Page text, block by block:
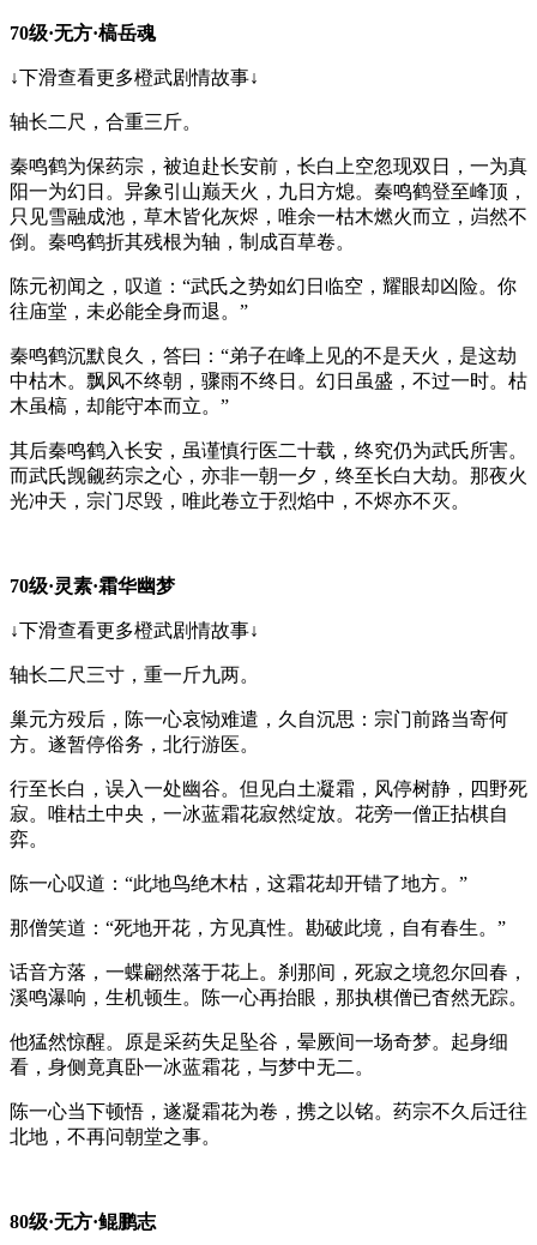
70级·无方·槁岳魂
↓下滑查看更多橙武剧情故事↓
轴长二尺，合重三斤。
秦鸣鹤为保药宗，被迫赴长安前，长白上空忽现双日，一为真
阳一为幻日。异象引山巅天火，九日方熄。秦鸣鹤登至峰顶，
只见雪融成池，草木皆化灰烬，唯余一枯木燃火而立，岿然不
倒。秦鸣鹤折其残根为轴，制成百草卷。
陈元初闻之，叹道：“武氏之势如幻日临空，耀眼却凶险。你
往庙堂，未必能全身而退。”
秦鸣鹤沉默良久，答曰：“弟子在峰上见的不是天火，是这劫
中枯木。飘风不终朝，骤雨不终日。幻日虽盛，不过一时。枯
木虽槁，却能守本而立。”
其后秦鸣鹤入长安，虽谨慎行医二十载，终究仍为武氏所害。
而武氏觊觎药宗之心，亦非一朝一夕，终至长白大劫。那夜火
光冲天，宗门尽毁，唯此卷立于烈焰中，不烬亦不灭。
70级·灵素·霜华幽梦
↓下滑查看更多橙武剧情故事↓
轴长二尺三寸，重一斤九两。
巢元方殁后，陈一心哀恸难遣，久自沉思：宗门前路当寄何
方。遂暂停俗务，北行游医。
行至长白，误入一处幽谷。但见白土凝霜，风停树静，四野死
寂。唯枯土中央，一冰蓝霜花寂然绽放。花旁一僧正拈棋自
弈。
陈一心叹道：“此地鸟绝木枯，这霜花却开错了地方。”
那僧笑道：“死地开花，方见真性。勘破此境，自有春生。”
话音方落，一蝶翩然落于花上。刹那间，死寂之境忽尔回春，
溪鸣瀑响，生机顿生。陈一心再抬眼，那执棋僧已杳然无踪。
他猛然惊醒。原是采药失足坠谷，晕厥间一场奇梦。起身细
看，身侧竟真卧一冰蓝霜花，与梦中无二。
陈一心当下顿悟，遂凝霜花为卷，携之以铭。药宗不久后迁往
北地，不再问朝堂之事。
80级·无方·鲲鹏志